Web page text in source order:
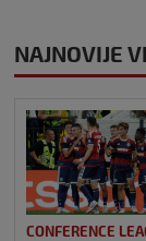
NAJNOVIJE
CONFERENCE